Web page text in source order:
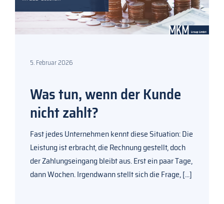
5. Februar 2026
Was tun, wenn der Kunde
nicht zahlt?
Fast jedes Unternehmen kennt diese Situation: Die
Leistung ist erbracht, die Rechnung gestellt, doch
der Zahlungseingang bleibt aus. Erst ein paar Tage,
dann Wochen. Irgendwann stellt sich die Frage,[...]